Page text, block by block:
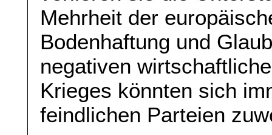
Mehrheit der
Bodenhaftung und
negativen
Krieges könnten sich
feindlichen Parteien